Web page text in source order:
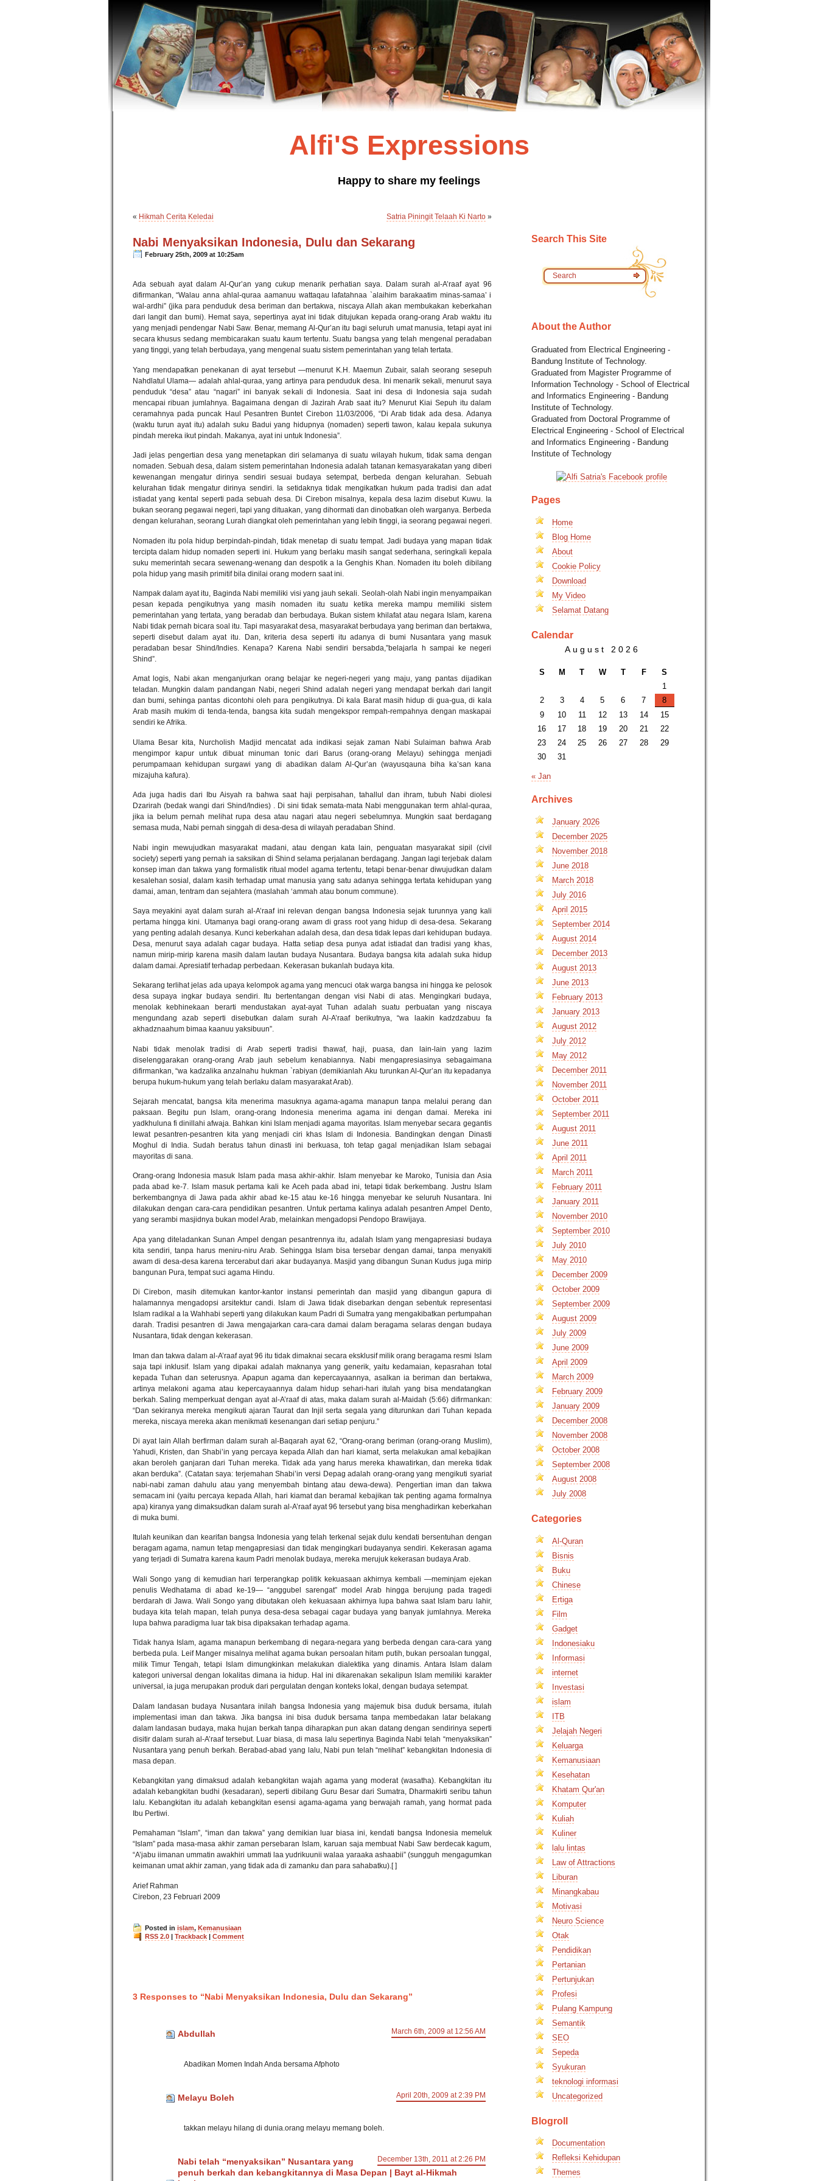
Alfi'S Expressions
Happy to share my feelings
« Hikmah Cerita Keledai Satria Piningit Telaah Ki Narto»
Nabi Menyaksikan Indonesia, Dulu dan Sekarang
February 25th, 2009 at 10:25am
Ada sebuah ayat dalam Al-Qur’an yang cukup menarik perhatian saya. Dalam surah al-A’raaf ayat 96
difirmankan, “Walau anna ahlal-quraa aamanuu wattaqau lafatahnaa `alaihim barakaatim minas-samaa’ i
wal-ardhi” (jika para penduduk desa beriman dan bertakwa, niscaya Allah akan membukakan keberkahan
dari langit dan bumi). Hemat saya, sepertinya ayat ini tidak ditujukan kepada orang-orang Arab waktu itu
yang menjadi pendengar Nabi Saw. Benar, memang Al-Qur’an itu bagi seluruh umat manusia, tetapi ayat ini
secara khusus sedang membicarakan suatu kaum tertentu. Suatu bangsa yang telah mengenal peradaban
yang tinggi, yang telah berbudaya, yang mengenal suatu sistem pemerintahan yang telah tertata.
Yang mendapatkan penekanan di ayat tersebut —menurut K.H. Maemun Zubair, salah seorang sesepuh
Nahdlatul Ulama— adalah ahlal-quraa, yang artinya para penduduk desa. Ini menarik sekali, menurut saya
penduduk “desa” atau “nagari” ini banyak sekali di Indonesia. Saat ini desa di Indonesia saja sudah
mencapai ribuan jumlahnya. Bagaimana dengan di Jazirah Arab saat itu? Menurut Kiai Sepuh itu dalam
ceramahnya pada puncak Haul Pesantren Buntet Cirebon 11/03/2006, “Di Arab tidak ada desa. Adanya
(waktu turun ayat itu) adalah suku Badui yang hidupnya (nomaden) seperti tawon, kalau kepala sukunya
pindah mereka ikut pindah. Makanya, ayat ini untuk Indonesia”.
Jadi jelas pengertian desa yang menetapkan diri selamanya di suatu wilayah hukum, tidak sama dengan
nomaden. Sebuah desa, dalam sistem pemerintahan Indonesia adalah tatanan kemasyarakatan yang diberi
kewenangan mengatur dirinya sendiri sesuai budaya setempat, berbeda dengan kelurahan. Sebuah
kelurahan tidak mengatur dirinya sendiri. Ia setidaknya tidak mengikatkan hukum pada tradisi dan adat
istiadat yang kental seperti pada sebuah desa. Di Cirebon misalnya, kepala desa lazim disebut Kuwu. Ia
bukan seorang pegawai negeri, tapi yang dituakan, yang dihormati dan dinobatkan oleh warganya. Berbeda
dengan kelurahan, seorang Lurah diangkat oleh pemerintahan yang lebih tinggi, ia seorang pegawai negeri.
Nomaden itu pola hidup berpindah-pindah, tidak menetap di suatu tempat. Jadi budaya yang mapan tidak
tercipta dalam hidup nomaden seperti ini. Hukum yang berlaku masih sangat sederhana, seringkali kepala
suku memerintah secara sewenang-wenang dan despotik a la Genghis Khan. Nomaden itu boleh dibilang
pola hidup yang masih primitif bila dinilai orang modern saat ini.
Nampak dalam ayat itu, Baginda Nabi memiliki visi yang jauh sekali. Seolah-olah Nabi ingin menyampaikan
pesan kepada pengikutnya yang masih nomaden itu suatu ketika mereka mampu memiliki sistem
pemerintahan yang tertata, yang beradab dan berbudaya. Bukan sistem khilafat atau negara Islam, karena
Nabi tidak pernah bicara soal itu. Tapi masyarakat desa, masyarakat berbudaya yang beriman dan bertakwa,
seperti disebut dalam ayat itu. Dan, kriteria desa seperti itu adanya di bumi Nusantara yang masuk
peradaban besar Shind/Indies. Kenapa? Karena Nabi sendiri bersabda,”belajarla h sampai ke negeri
Shind”.
Amat logis, Nabi akan menganjurkan orang belajar ke negeri-negeri yang maju, yang pantas dijadikan
teladan. Mungkin dalam pandangan Nabi, negeri Shind adalah negeri yang mendapat berkah dari langit
dan bumi, sehinga pantas dicontohi oleh para pengikutnya. Di kala Barat masih hidup di gua-gua, di kala
Arab masih mukim di tenda-tenda, bangsa kita sudah mengekspor rempah-rempahnya dengan maskapai
sendiri ke Afrika.
Ulama Besar kita, Nurcholish Madjid mencatat ada indikasi sejak zaman Nabi Sulaiman bahwa Arab
mengimpor kapur untuk dibuat minuman tonic dari Barus (orang-orang Melayu) sehingga menjadi
perumpamaan kehidupan surgawi yang di abadikan dalam Al-Qur’an (wayusqauna biha ka’san kana
mizajuha kafura).
Ada juga hadis dari Ibu Aisyah ra bahwa saat haji perpisahan, tahallul dan ihram, tubuh Nabi diolesi
Dzarirah (bedak wangi dari Shind/Indies) . Di sini tidak semata-mata Nabi menggunakan term ahlal-quraa,
jika ia belum pernah melihat rupa desa atau nagari atau negeri sebelumnya. Mungkin saat berdagang
semasa muda, Nabi pernah singgah di desa-desa di wilayah peradaban Shind.
Nabi ingin mewujudkan masyarakat madani, atau dengan kata lain, penguatan masyarakat sipil (civil
society) seperti yang pernah ia saksikan di Shind selama perjalanan berdagang. Jangan lagi terjebak dalam
konsep iman dan takwa yang formalistik ritual model agama tertentu, tetapi benar-benar diwujudkan dalam
kesalehan sosial, dalam kasih terhadap umat manusia yang satu adanya sehingga tertata kehidupan yang
damai, aman, tentram dan sejahtera (maslahah ‘ammah atau bonum commune).
Saya meyakini ayat dalam surah al-A’raaf ini relevan dengan bangsa Indonesia sejak turunnya yang kali
pertama hingga kini. Utamanya bagi orang-orang awam di grass root yang hidup di desa-desa. Sekarang
yang penting adalah desanya. Kunci keberkahan adalah desa, dan desa tidak lepas dari kehidupan budaya.
Desa, menurut saya adalah cagar budaya. Hatta setiap desa punya adat istiadat dan tradisi yang khas,
namun mirip-mirip karena masih dalam lautan budaya Nusantara. Budaya bangsa kita adalah suka hidup
dalam damai. Apresiatif terhadap perbedaan. Kekerasan bukanlah budaya kita.
Sekarang terlihat jelas ada upaya kelompok agama yang mencuci otak warga bangsa ini hingga ke pelosok
desa supaya ingkar budaya sendiri. Itu bertentangan dengan visi Nabi di atas. Mengingkari budaya,
menolak kebhinekaan berarti mendustakan ayat-ayat Tuhan adalah suatu perbuatan yang niscaya
mengundang azab seperti disebutkan dalam surah Al-A’raaf berikutnya, “wa laakin kadzdzabuu fa
akhadznaahum bimaa kaanuu yaksibuun”.
Nabi tidak menolak tradisi di Arab seperti tradisi thawaf, haji, puasa, dan lain-lain yang lazim
diselenggarakan orang-orang Arab jauh sebelum kenabiannya. Nabi mengapresiasinya sebagaimana
difirmankan, “wa kadzalika anzalnahu hukman `rabiyan (demikianlah Aku turunkan Al-Qur’an itu kepadanya
berupa hukum-hukum yang telah berlaku dalam masyarakat Arab).
Sejarah mencatat, bangsa kita menerima masuknya agama-agama manapun tanpa melalui perang dan
paksaan. Begitu pun Islam, orang-orang Indonesia menerima agama ini dengan damai. Mereka ini
yadkhuluna fi dinillahi afwaja. Bahkan kini Islam menjadi agama mayoritas. Islam menyebar secara gegantis
lewat pesantren-pesantren kita yang menjadi ciri khas Islam di Indonesia. Bandingkan dengan Dinasti
Moghul di India. Sudah beratus tahun dinasti ini berkuasa, toh tetap gagal menjadikan Islam sebagai
mayoritas di sana.
Orang-orang Indonesia masuk Islam pada masa akhir-akhir. Islam menyebar ke Maroko, Tunisia dan Asia
pada abad ke-7. Islam masuk pertama kali ke Aceh pada abad ini, tetapi tidak berkembang. Justru Islam
berkembangnya di Jawa pada akhir abad ke-15 atau ke-16 hingga menyebar ke seluruh Nusantara. Ini
dilakukan dengan cara-cara pendidikan pesantren. Untuk pertama kalinya adalah pesantren Ampel Dento,
yang serambi masjidnya bukan model Arab, melainkan mengadopsi Pendopo Brawijaya.
Apa yang diteladankan Sunan Ampel dengan pesantrennya itu, adalah Islam yang mengapresiasi budaya
kita sendiri, tanpa harus meniru-niru Arab. Sehingga Islam bisa tersebar dengan damai, tanpa menyakiti
awam di desa-desa karena tercerabut dari akar budayanya. Masjid yang dibangun Sunan Kudus juga mirip
bangunan Pura, tempat suci agama Hindu.
Di Cirebon, masih ditemukan kantor-kantor instansi pemerintah dan masjid yang dibangun gapura di
halamannya mengadopsi arsitektur candi. Islam di Jawa tidak disebarkan dengan sebentuk representasi
Islam radikal a la Wahhabi seperti yang dilakukan kaum Padri di Sumatra yang mengakibatkan pertumpahan
darah. Tradisi pesantren di Jawa mengajarkan cara-cara damai dalam beragama selaras dengan budaya
Nusantara, tidak dengan kekerasan.
Iman dan takwa dalam al-A’raaf ayat 96 itu tidak dimaknai secara eksklusif milik orang beragama resmi Islam
saja tapi inklusif. Islam yang dipakai adalah maknanya yang generik, yaitu kedamaian, kepasrahan total
kepada Tuhan dan seterusnya. Apapun agama dan kepercayaannya, asalkan ia beriman dan bertakwa,
artinya melakoni agama atau kepercayaannya dalam hidup sehari-hari itulah yang bisa mendatangkan
berkah. Saling memperkuat dengan ayat al-A’raaf di atas, maka dalam surah al-Maidah (5:66) difirmankan:
“Dan sekiranya mereka mengikuti ajaran Taurat dan Injil serta segala yang diturunkan dari Tuhan kepada
mereka, niscaya mereka akan menikmati kesenangan dari setiap penjuru.”
Di ayat lain Allah berfirman dalam surah al-Baqarah ayat 62, “Orang-orang beriman (orang-orang Muslim),
Yahudi, Kristen, dan Shabi’in yang percaya kepada Allah dan hari kiamat, serta melakukan amal kebajikan
akan beroleh ganjaran dari Tuhan mereka. Tidak ada yang harus mereka khawatirkan, dan mereka tidak
akan berduka”. (Catatan saya: terjemahan Shabi’in versi Depag adalah orang-orang yang mengikuti syariat
nabi-nabi zaman dahulu atau yang menyembah bintang atau dewa-dewa). Pengertian iman dan takwa
semacam ini (yaitu percaya kepada Allah, hari kiamat dan beramal kebajikan tak penting agama formalnya
apa) kiranya yang dimaksudkan dalam surah al-A’raaf ayat 96 tersebut yang bisa menghadirkan keberkahan
di muka bumi.
Itulah keunikan dan kearifan bangsa Indonesia yang telah terkenal sejak dulu kendati bersentuhan dengan
beragam agama, namun tetap mengapresiasi dan tidak mengingkari budayanya sendiri. Kekerasan agama
yang terjadi di Sumatra karena kaum Padri menolak budaya, mereka merujuk kekerasan budaya Arab.
Wali Songo yang di kemudian hari terperangkap politik kekuasaan akhirnya kembali —meminjam ejekan
penulis Wedhatama di abad ke-19— “anggubel sarengat” model Arab hingga berujung pada tragedi
berdarah di Jawa. Wali Songo yang dibutakan oleh kekuasaan akhirnya lupa bahwa saat Islam baru lahir,
budaya kita telah mapan, telah punya desa-desa sebagai cagar budaya yang banyak jumlahnya. Mereka
lupa bahwa paradigma luar tak bisa dipaksakan terhadap agama.
Tidak hanya Islam, agama manapun berkembang di negara-negara yang berbeda dengan cara-cara yang
berbeda pula. Leif Manger misalnya melihat agama bukan persoalan hitam putih, bukan persoalan tunggal,
milik Timur Tengah, tetapi Islam dimungkinkan melakukan dialektika yang dinamis. Antara Islam dalam
kategori universal dengan lokalitas dimana ia hidup. Hal ini dikarenakan sekalipun Islam memiliki karakter
universal, ia juga merupakan produk dari pergulatan dengan konteks lokal, dengan budaya setempat.
Dalam landasan budaya Nusantara inilah bangsa Indonesia yang majemuk bisa duduk bersama, itulah
implementasi iman dan takwa. Jika bangsa ini bisa duduk bersama tanpa membedakan latar belakang
dalam landasan budaya, maka hujan berkah tanpa diharapkan pun akan datang dengan sendirinya seperti
disitir dalam surah al-A’raaf tersebut. Luar biasa, di masa lalu sepertinya Baginda Nabi telah “menyaksikan”
Nusantara yang penuh berkah. Berabad-abad yang lalu, Nabi pun telah “melihat” kebangkitan Indonesia di
masa depan.
Kebangkitan yang dimaksud adalah kebangkitan wajah agama yang moderat (wasatha). Kebangkitan itu
adalah kebangkitan budhi (kesadaran), seperti dibilang Guru Besar dari Sumatra, Dharmakirti seribu tahun
lalu. Kebangkitan itu adalah kebangkitan esensi agama-agama yang berwajah ramah, yang hormat pada
Ibu Pertiwi.
Pemahaman “Islam”, “iman dan takwa” yang demikian luar biasa ini, kendati bangsa Indonesia memeluk
“Islam” pada masa-masa akhir zaman persebaran Islam, karuan saja membuat Nabi Saw berdecak kagum,
“A’jabu iimanan ummatin awakhiri ummati laa yudrikuunii walaa yaraaka ashaabii” (sungguh mengagumkan
keimanan umat akhir zaman, yang tidak ada di zamanku dan para sahabatku).[ ]
Arief Rahman
Cirebon, 23 Februari 2009
Posted in islam, Kemanusiaan
RSS 2.0| Trackback| Comment
3 Responses to “Nabi Menyaksikan Indonesia, Dulu dan Sekarang”
March 6th, 2009 at 12:56 AM
Abdullah
Abadikan Momen Indah Anda bersama Afphoto
April 20th, 2009 at 2:39 PM
Melayu Boleh
takkan melayu hilang di dunia.orang melayu memang boleh.
December 13th, 2011 at 2:26 PM
Nabi telah “menyaksikan” Nusantara yang
penuh berkah dan kebangkitannya di Masa Depan | Bayt al-Hikmah
Search This Site
About the Author
Graduated from Electrical Engineering -
Bandung Institute of Technology.
Graduated from Magister Programme of
Information Technology - School of Electrical
and Informatics Engineering - Bandung
Institute of Technology.
Graduated from Doctoral Programme of
Electrical Engineering - School of Electrical
and Informatics Engineering - Bandung
Institute of Technology
Pages
Home
Blog Home
About
Cookie Policy
Download
My Video
Selamat Datang
Calendar
August 2026
S M T W T F
S
1
2
3 4 5 6 7
8
9
10 11 12 13 14
15
16
17 18 19 20 21
22
23
24 25 26 27 28
29
30
31
« Jan
Archives
January 2026
December 2025
November 2018
June 2018
March 2018
July 2016
April 2015
September 2014
August 2014
December 2013
August 2013
June 2013
February 2013
January 2013
August 2012
July 2012
May 2012
December 2011
November 2011
October 2011
September 2011
August 2011
June 2011
April 2011
March 2011
February 2011
January 2011
November 2010
September 2010
July 2010
May 2010
December 2009
October 2009
September 2009
August 2009
July 2009
June 2009
April 2009
March 2009
February 2009
January 2009
December 2008
November 2008
October 2008
September 2008
August 2008
July 2008
Categories
Al-Quran
Bisnis
Buku
Chinese
Ertiga
Film
Gadget
Indonesiaku
Informasi
internet
Investasi
islam
ITB
Jelajah Negeri
Keluarga
Kemanusiaan
Kesehatan
Khatam Qur'an
Komputer
Kuliah
Kuliner
lalu lintas
Law of Attractions
Liburan
Minangkabau
Motivasi
Neuro Science
Otak
Pendidikan
Pertanian
Pertunjukan
Profesi
Pulang Kampung
Semantik
SEO
Sepeda
Syukuran
teknologi informasi
Uncategorized
Blogroll
Documentation
Refleksi Kehidupan
Themes